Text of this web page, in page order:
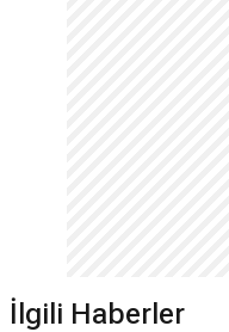
İlgili Haberler